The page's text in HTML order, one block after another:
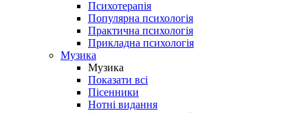
Психотерапія
Популярна психологія
Практична психологія
Прикладна психологія
Музика
Музика
Показати всі
Пісенники
Нотні видання